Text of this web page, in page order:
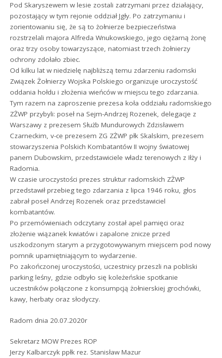
Pod Skaryszewem w lesie zostali zatrzymani przez działający,
pozostający w tym rejonie oddział Jgły. Po zatrzymaniu i
zorientowaniu się, że są to żołnierze bezpieczeństwa
rozstrzelali majora Alfreda Wnukowskiego, jego ciężarną żonę
oraz trzy osoby towarzyszące, natomiast trzech żołnierzy
ochrony zdołało zbiec.
Od kilku lat w niedzielę najbliższą temu zdarzeniu radomski
Związek Żołnierzy Wojska Polskiego organizuje uroczystość
oddania hołdu i złożenia wieńców w miejscu tego zdarzania.
Tym razem na zaproszenie prezesa koła oddziału radomskiego
ZŻWP przybyli: poseł na Sejm-Andrzej Rozenek, delegacje z
Warszawy z prezesem Służb Mundurowych Zdzisławem
Czarneckim, v-ce prezesem ZG ZŻWP płk Skalskim, prezesem
stowarzyszenia Polskich Kombatantów II wojny światowej
panem Dubowskim, przedstawiciele władz terenowych z Iłży i
Radomia.
W czasie uroczystości prezes struktur radomskich ZŻWP
przedstawił przebieg tego zdarzania z lipca 1946 roku, głos
zabrał poseł Andrzej Rozenek oraz przedstawiciel
kombatantów.
Po przemówieniach odczytany został apel pamięci oraz
złożenie wiązanek kwiatów i zapalone znicze przed
uszkodzonym starym a przygotowywanym miejscem pod nowy
pomnik upamiętniającym to wydarzenie.
Po zakończonej uroczystości, uczestnicy przeszli na pobliski
parking leśny, gdzie odbyło się koleżeńskie spotkanie
uczestników połączone z konsumpcją żołnierskiej grochówki,
kawy, herbaty oraz słodyczy.
Radom dnia 20.07.2020r
Sekretarz MOW Prezes ROP
Jerzy Kalbarczyk ppłk rez. Stanisław Mazur